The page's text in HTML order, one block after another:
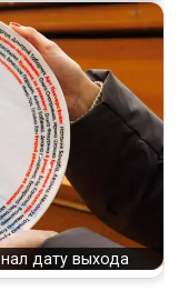
дату выхода